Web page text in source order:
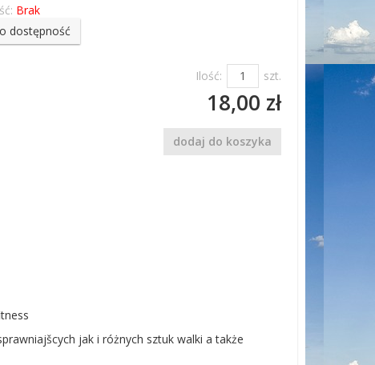
Brak
dostępność
Ilość: szt.
18,00 zł
dodaj do koszyka
jak i różnych sztuk walki a także